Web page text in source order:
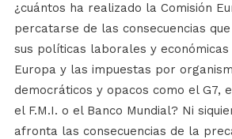
¿cuántos ha realizado la Comisión
percatarse de las consecuencias
sus políticas laborales y económicas
Europa y las impuestas por
democráticos y opacos como el G7,
el F.M.I. o el Banco Mundial? Ni
afronta las consecuencias de la